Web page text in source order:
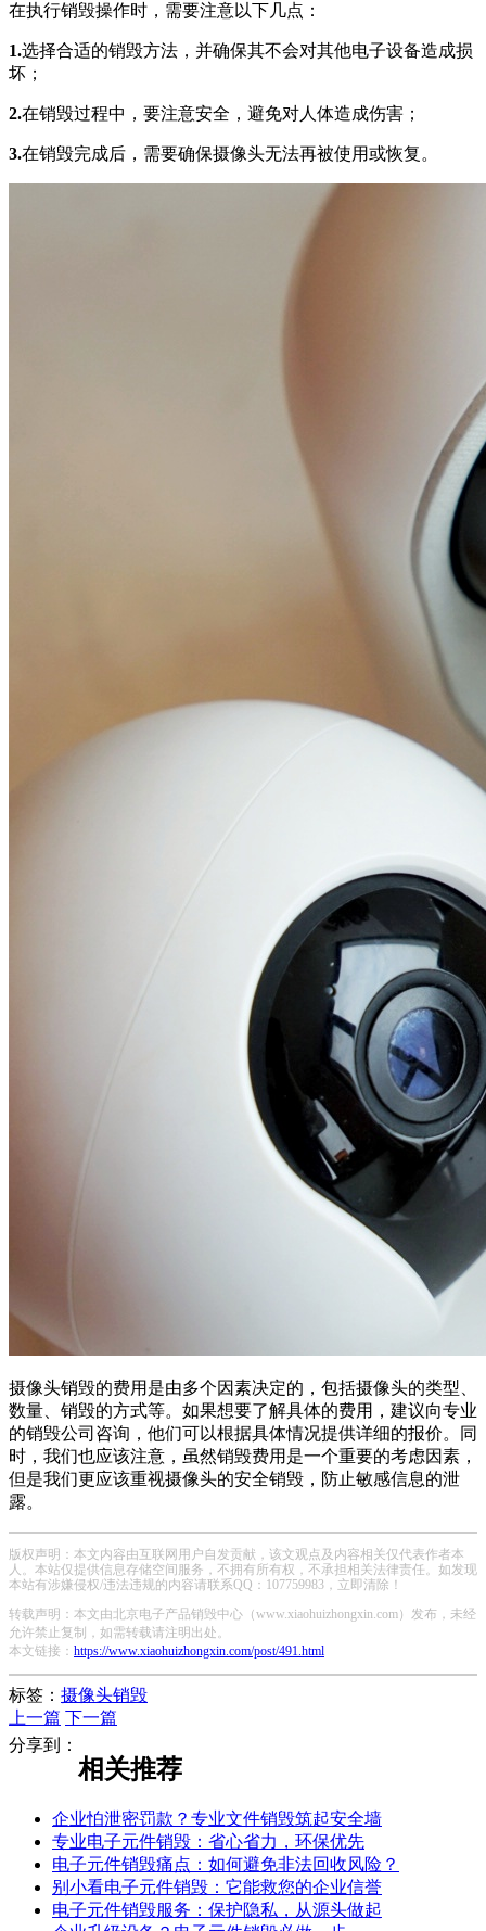
在执行销毁操作时，需要注意以下几点：
1.选择合适的销毁方法，并确保其不会对其他电子设备造成损
坏；
2.在销毁过程中，要注意安全，避免对人体造成伤害；
3.在销毁完成后，需要确保摄像头无法再被使用或恢复。
摄像头销毁的费用是由多个因素决定的，包括摄像头的类型、
数量、销毁的方式等。如果想要了解具体的费用，建议向专业
的销毁公司咨询，他们可以根据具体情况提供详细的报价。同
时，我们也应该注意，虽然销毁费用是一个重要的考虑因素，
但是我们更应该重视摄像头的安全销毁，防止敏感信息的泄
露。
版权声明：本文内容由互联网用户自发贡献，该文观点及内容相关仅代表作者本
人。本站仅提供信息存储空间服务，不拥有所有权，不承担相关法律责任。如发现
本站有涉嫌侵权/违法违规的内容请联系QQ：107759983，立即清除！
转载声明：本文由北京电子产品销毁中心（www.xiaohuizhongxin.com）发布，未经
允许禁止复制，如需转载请注明出处。
本文链接： https://www.xiaohuizhongxin.com/post/491.html
标签： 摄像头销毁
上一篇 下一篇
分享到：
相关推荐
企业怕泄密罚款？专业文件销毁筑起安全墙
专业电子元件销毁：省心省力，环保优先
电子元件销毁痛点：如何避免非法回收风险？
别小看电子元件销毁：它能救您的企业信誉
电子元件销毁服务：保护隐私，从源头做起